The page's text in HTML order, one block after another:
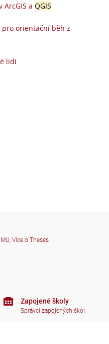
ArcGIS a QGIS
pro orientační běh z
lidi
, Více o Theses
Zapojené školy
Správci zapojených škol